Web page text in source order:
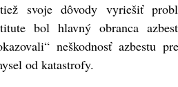
svoje dôvody vyriešiť
bol hlavný obranca
neškodnosť azbestu
od katastrofy.